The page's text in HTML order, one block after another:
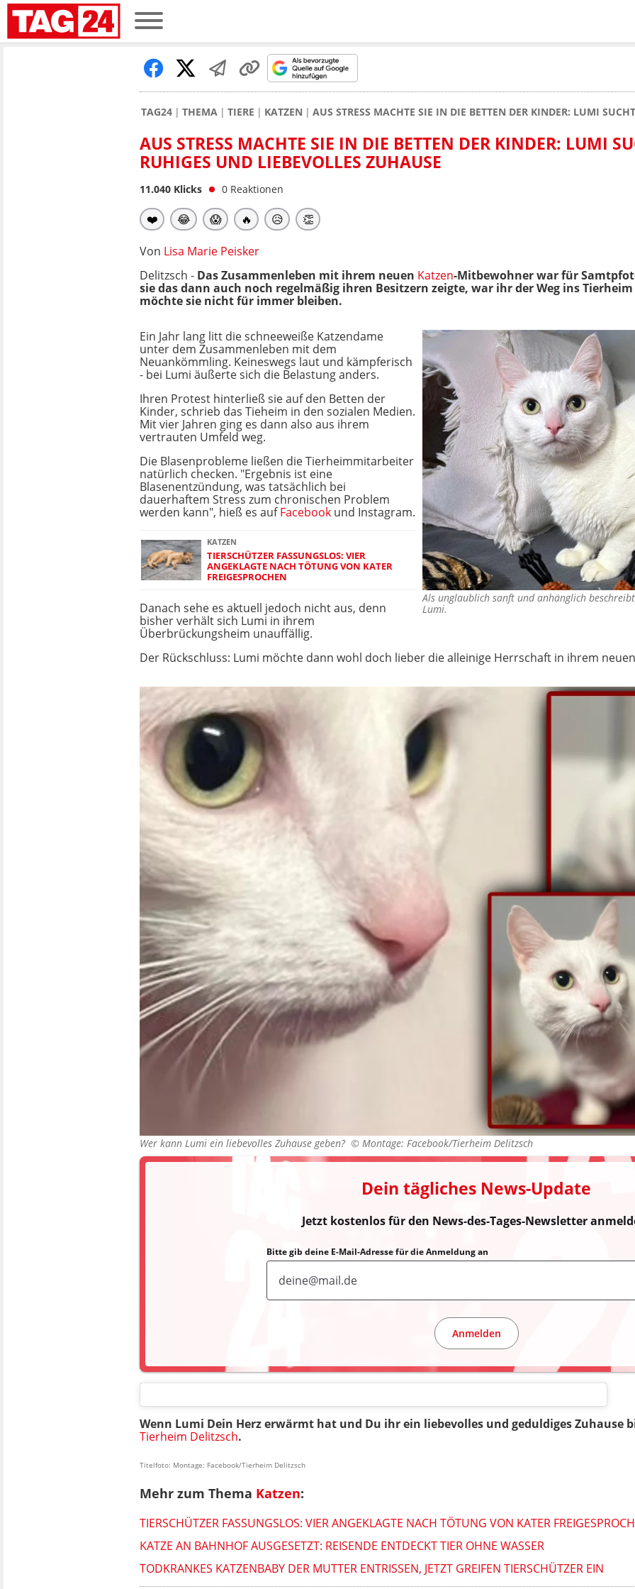
TAG24 THEMA TIERE KATZEN AUS STRESS MACHTE SIE IN DIE BETTEN DER KINDER: LUMI
AUS STRESS MACHTE SIE IN DIE BETTEN DER KINDER: LUMI
RUHIGES UND LIEBEVOLLES ZUHAUSE
11.040 Klicks 0 Reaktionen
❤️ 😂 😱 🔥 😥 👏
Von Lisa Marie Peisker
Delitzsch - Das Zusammenleben mit ihrem neuen Katzen-Mitbewohner war für
sie das dann auch noch regelmäßig ihren Besitzern zeigte, war ihr der Weg ins
möchte sie nicht für immer bleiben.
Als unglaublich sanft und anhänglich
Lumi.
Ein Jahr lang litt die schneeweiße Katzendame
unter dem Zusammenleben mit dem
Neuankömmling. Keineswegs laut und kämpferisch
- bei Lumi äußerte sich die Belastung anders.
Ihren Protest hinterließ sie auf den Betten der
Kinder, schrieb das Tieheim in den sozialen Medien.
Mit vier Jahren ging es dann also aus ihrem
vertrauten Umfeld weg.
Die Blasenprobleme ließen die Tierheimmitarbeiter
natürlich checken. "Ergebnis ist eine
Blasenentzündung, was tatsächlich bei
dauerhaftem Stress zum chronischen Problem
werden kann", hieß es aufFacebook und Instagram.
KATZEN
TIERSCHÜTZER FASSUNGSLOS: VIER
ANGEKLAGTE NACH TÖTUNG VON KATER
FREIGESPROCHEN
Danach sehe es aktuell jedoch nicht aus, denn
bisher verhält sich Lumi in ihrem
Überbrückungsheim unauffällig.
Der Rückschluss: Lumi möchte dann wohl doch lieber die alleinige Herrschaft in ihrem
Wer kann Lumi ein liebevolles Zuhause geben? © Montage: Facebook/Tierheim Delitzsch
Dein tägliches News-Update
Jetzt kostenlos für den News-des-Tages-Newsletter
Bitte gib deine E-Mail-Adresse für die Anmeldung an
Anmelden
Wenn Lumi Dein Herz erwärmt hat und Du ihr ein liebevolles und geduldiges Zuhause
Tierheim Delitzsch.
Titelfoto: Montage: Facebook/Tierheim Delitzsch
Mehr zum Thema Katzen:
TIERSCHÜTZER FASSUNGSLOS: VIER ANGEKLAGTE NACH TÖTUNG VON KATER
KATZE AN BAHNHOF AUSGESETZT: REISENDE ENTDECKT TIER OHNE WASSER
TODKRANKES KATZENBABY DER MUTTER ENTRISSEN, JETZT GREIFEN TIERSCHÜTZER EIN